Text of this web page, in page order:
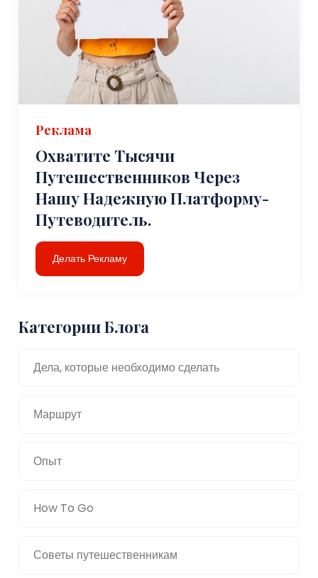
Реклама
Охватите Тысячи
Путешественников Через
Нашу Надежную Платформу-
Путеводитель.
Делать Рекламу
Категории Блога
Дела, которые необходимо сделать
Маршрут
Опыт
How To Go
Советы путешественникам